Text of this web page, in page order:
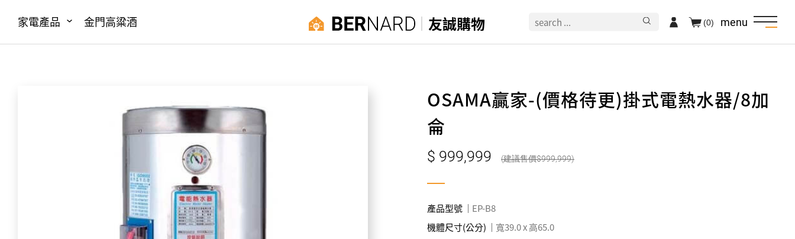
家電產品 金門高粱酒 友誠購物 menu
(0)
OSAMA贏家-(價格待更)掛式電熱水器/8加
侖
999,999 999,999
產品型號
EP-B8
機體尺寸(公分)
寬39.0 x 高65.0